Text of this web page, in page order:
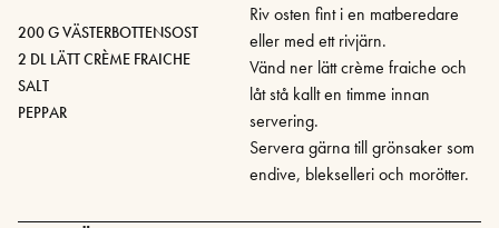
200 G VÄSTERBOTTENSOST
2 DL LÄTT CRÈME FRAICHE
SALT
PEPPAR
Riv osten fint i en matberedare
eller med ett rivjärn.
Vänd ner lätt crème fraiche och
låt stå kallt en timme innan
servering.
Servera gärna till grönsaker som
endive, blekselleri och morötter.